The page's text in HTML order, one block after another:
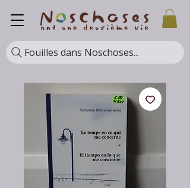
Fouilles dans Noschoses...